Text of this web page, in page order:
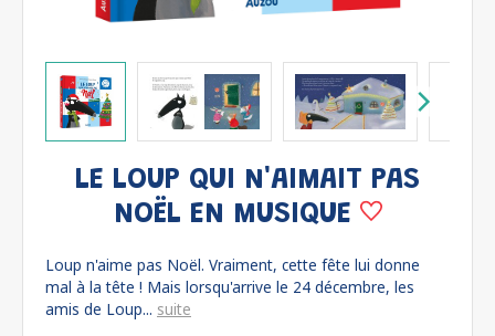
LE LOUP QUI N'AIMAIT PAS
NOËL EN MUSIQUE
Loup n'aime pas Noël. Vraiment, cette fête lui donne
mal à la tête ! Mais lorsqu'arrive le 24 décembre, les
amis de Loup... suite